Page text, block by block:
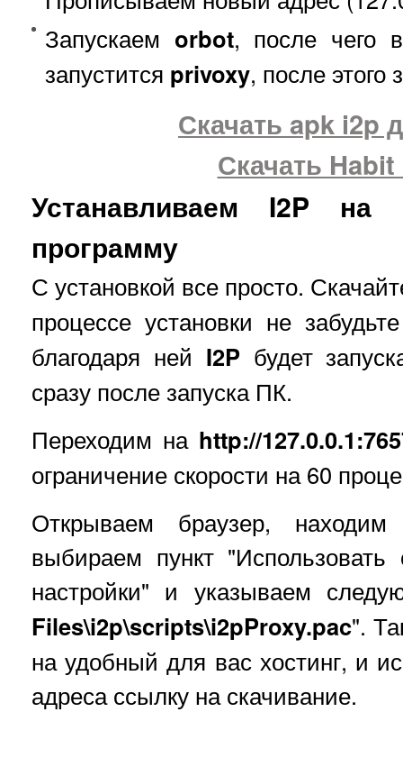
Запускаем orbot, после чего
запустится privoxy, после этого
Скачать apk i2p
Скачать
Устанавливаем I2P
программу
С установкой все просто.
процессе установки не
благодаря ней I2P будет
сразу после запуска ПК.
Переходим на http://
ограничение скорости на 60
Открываем браузер,
выбираем пункт "Использовать
настройки" и указываем
Files\i2p\scripts\i2pProxy.pac".
на удобный для вас хостинг, и
адреса ссылку на скачивание.